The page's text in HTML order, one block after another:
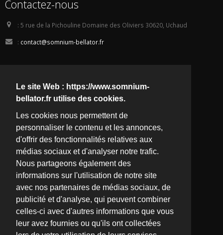
Le site Web : https://www.somnium-
bellator.fr utilise des cookies.
Les cookies nous permettent de
personnaliser le contenu et les annonces,
d'offrir des fonctionnalités relatives aux
médias sociaux et d'analyser notre trafic.
Nous partageons également des
informations sur l'utilisation de notre site
avec nos partenaires de médias sociaux, de
publicité et d'analyse, qui peuvent combiner
celles-ci avec d'autres informations que vous
leur avez fournies ou qu'ils ont collectées
Contactez-nous
: 5 rue de la Pichouline Domaine des Oliviers 30620, Uchaud
: contact@somnium-bellator.fr
Rejoignez nous